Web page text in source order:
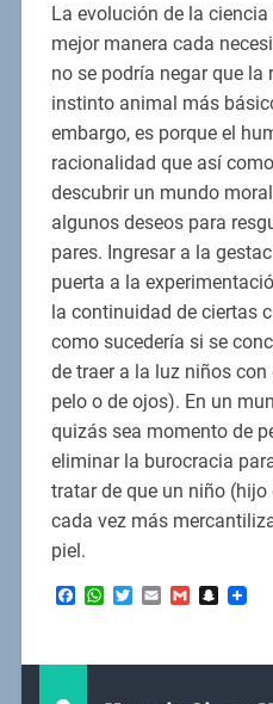
La evolución de la
mejor manera cada
no se podría negar que la
instinto animal más
embargo, es porque el
racionalidad que así
descubrir un mundo
algunos deseos para
pares. Ingresar a la
puerta a la
la continuidad de ciertas
como sucedería si se
de traer a la luz niños
pelo o de ojos). En un
quizás sea momento de
eliminar la burocracia
tratar de que un niño
cada vez más
piel.
Facebook
WhatsApp
Twitter
EmailGmail